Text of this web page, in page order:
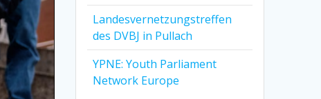
Landesvernetzungstreffen
des DVBJ in Pullach
YPNE: Youth Parliament
Network Europe